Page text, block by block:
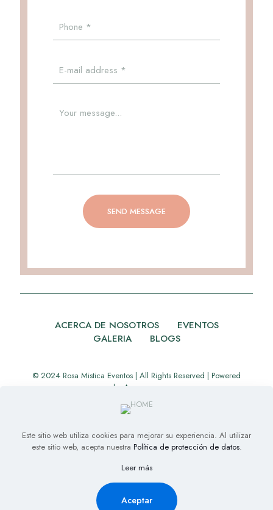
ACERCA DE NOSOTROS
EVENTOS
GALERIA
BLOGS
© 2024 Rosa Mistica Eventos | All Rights Reserved | Powered
by
Appverse
Este sitio web utiliza cookies para mejorar su experiencia. Al utilizar
este sitio web, acepta nuestra Política de protección de datos.
Leer más
Aceptar